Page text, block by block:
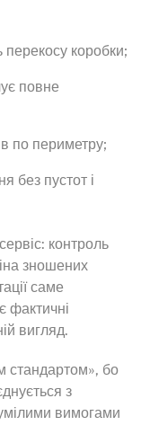
перекосу коробки;
повне
по периметру;
без пустот і
контроль
зношених
саме
фактичні
вигляд.
стандартом», бо
з
вимогами